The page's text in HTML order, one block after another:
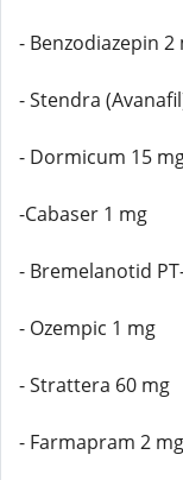
- Benzodiazepin 2
- Stendra
- Dormicum 15
-Cabaser 1 mg
- Bremelanotid
- Ozempic 1 mg
- Strattera 60 mg
- Farmapram 2 mg